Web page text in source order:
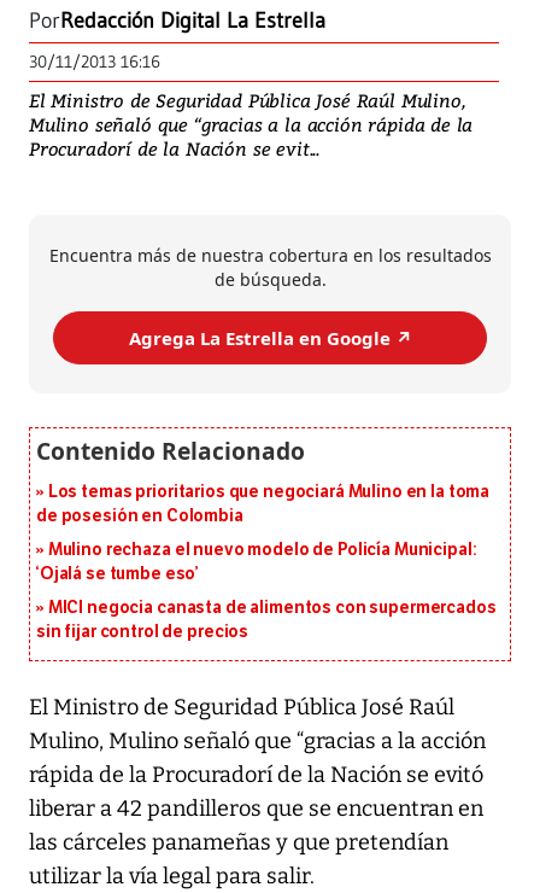
PorRedacción Digital La Estrella
30/11/2013 16:16
El Ministro de Seguridad Pública José Raúl Mulino,
Mulino señaló que “gracias a la acción rápida de la
Procuradorí de la Nación se evit...
Encuentra más de nuestra cobertura en los resultados
de búsqueda.
Agrega La Estrella en Google ↗️
Los temas prioritarios que negociará Mulino en la toma
de posesión en Colombia
Mulino rechaza el nuevo modelo de Policía Municipal:
‘Ojalá se tumbe eso’
MICI negocia canasta de alimentos con supermercados
sin fijar control de precios
El Ministro de Seguridad Pública José Raúl
Mulino, Mulino señaló que “gracias a la acción
rápida de la Procuradorí de la Nación se evitó
liberar a 42 pandilleros que se encuentran en
las cárceles panameñas y que pretendían
utilizar la vía legal para salir.